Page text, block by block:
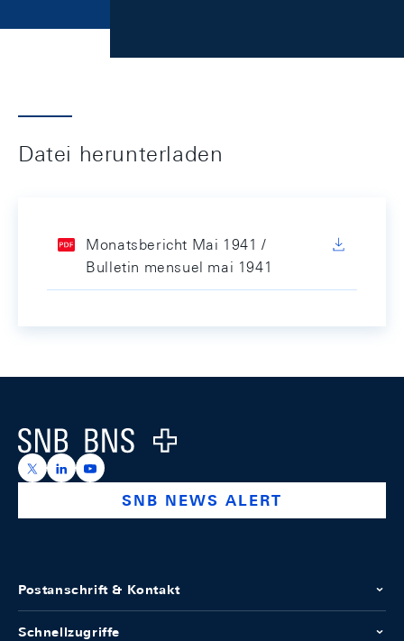
Datei herunterladen
Monatsbericht Mai 1941 /
Bulletin mensuel mai 1941
Logo
https://x.com/snb_bns
https://ch.linkedin.com/company/swiss-national-
https://www.youtube.com/@swissnationalbank
SNB NEWS ALERT
Postanschrift & Kontakt
Schnellzugriffe